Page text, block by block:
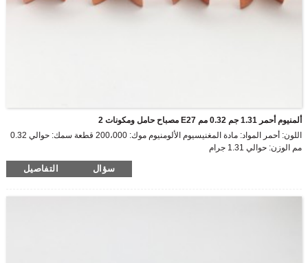
ألمنيوم أحمر 1.31 جم 0.32 مم E27 مصباح حامل ومكونات 2
اللون: أحمر المواد: مادة المغنيسيوم الألومنيوم موك: 200،000 قطعة سمك: حوالي 0.32
مم الوزن: حوالي 1.31 جرام
سؤال التفاصيل